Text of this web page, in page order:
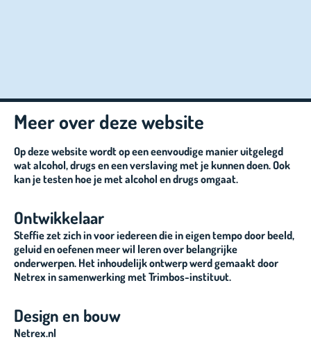
Meer over deze website
Op deze website wordt op een eenvoudige manier uitgelegd
wat alcohol, drugs en een verslaving met je kunnen doen. Ook
kan je testen hoe je met alcohol en drugs omgaat.
Ontwikkelaar
Steffie zet zich in voor iedereen die in eigen tempo door beeld,
geluid en oefenen meer wil leren over belangrijke
onderwerpen. Het inhoudelijk ontwerp werd gemaakt door
Netrex in samenwerking met Trimbos-instituut.
Design en bouw
Netrex.nl